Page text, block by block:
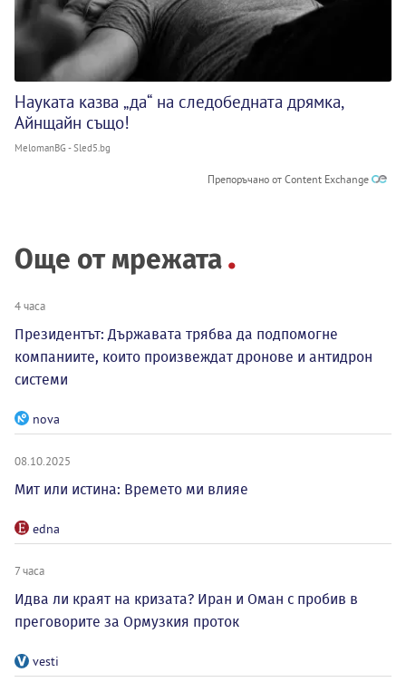
Науката казва „да“ на следобедната дрямка,
Айнщайн също!
MelomanBG - Sled5.bg
Препоръчано от Content Exchange
Още от мрежата
4 часа
Президентът: Държавата трябва да подпомогне
компаниите, които произвеждат дронове и антидрон
системи
nova
08.10.2025
Мит или истина: Времето ми влияе
edna
7 часа
Идва ли краят на кризата? Иран и Оман с пробив в
преговорите за Ормузкия проток
vesti